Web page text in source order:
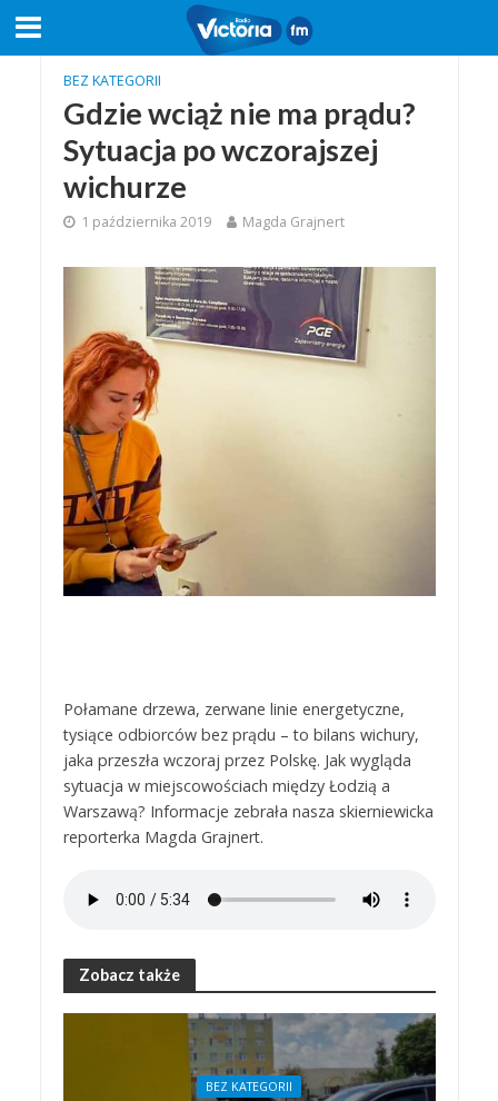
BEZ KATEGORII
Gdzie wciąż nie ma prądu?
Sytuacja po wczorajszej
wichurze
1 października 2019 Magda Grajnert
Połamane drzewa, zerwane linie energetyczne,
tysiące odbiorców bez prądu – to bilans wichury,
jaka przeszła wczoraj przez Polskę. Jak wygląda
sytuacja w miejscowościach między Łodzią a
Warszawą? Informacje zebrała nasza skierniewicka
reporterka Magda Grajnert.
Zobacz także
BEZ KATEGORII